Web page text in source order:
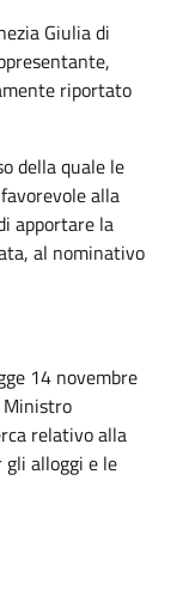
Giulia di
riportato
della quale le
alla
apportare la
al nominativo
14 novembre
Ministro
relativo alla
alloggi e le